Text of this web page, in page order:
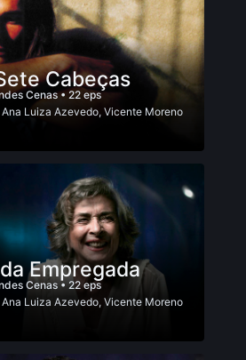
Cabeças
Cenas• 22 eps
Ana Luiza Azevedo, Vicente Moreno
Empregada
Cenas• 22 eps
Ana Luiza Azevedo, Vicente Moreno